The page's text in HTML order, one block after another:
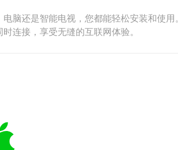
脑还是智能电视，您都能轻松安装和使用。
连接，享受无缝的互联网体验。